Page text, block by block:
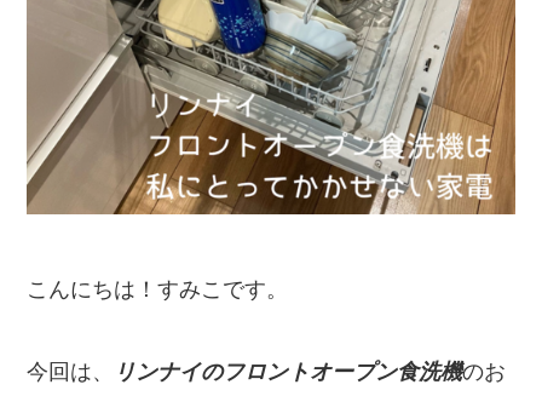
こんにちは！すみこです。
今回は、 リンナイのフロントオープン食洗機のお